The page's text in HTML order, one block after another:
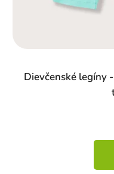
Dievčenské legíny